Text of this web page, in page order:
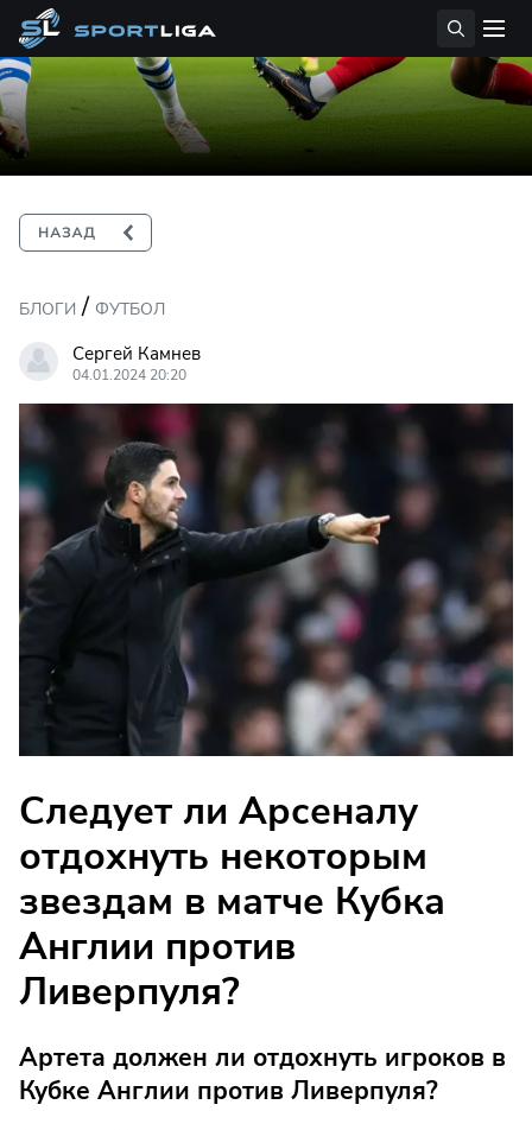
БЛОГИ / ФУТБОЛ
Сергей Камнев
04.01.2024 20:20
Следует ли Арсеналу
отдохнуть некоторым
звездам в матче Кубка
Англии против
Ливерпуля?
Артета должен ли отдохнуть игроков в
Кубке Англии против Ливерпуля?